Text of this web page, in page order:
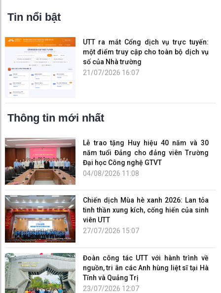
Tin nổi bật
UTT ra mắt Cổng dịch vụ trực tuyến:
một điểm truy cập cho toàn bộ dịch vụ
số của Nhà trường
21/07/2026 16:07
Thông tin mới nhất
Lễ trao tặng Huy hiệu 40 năm và 30
năm tuổi Đảng cho đảng viên Trường
Đại học Công nghệ GTVT
04/08/2026 11:08
Chiến dịch Mùa hè xanh 2026: Lan tỏa
tinh thần xung kích, cống hiến của sinh
viên UTT
27/07/2026 15:07
Đoàn công tác UTT với hành trình về
nguồn, tri ân các Anh hùng liệt sĩ tại Hà
Tĩnh và Quảng Trị
23/07/2026 12:07